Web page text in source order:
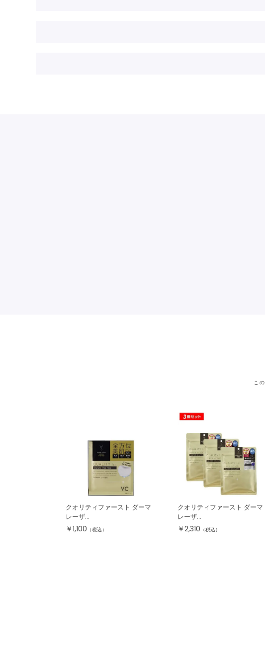
こ
クオリティファースト ダーマ
レーザ...
￥1,100 （税込）
クオリティファースト ダーマ
レーザ...
￥2,310 （税込）